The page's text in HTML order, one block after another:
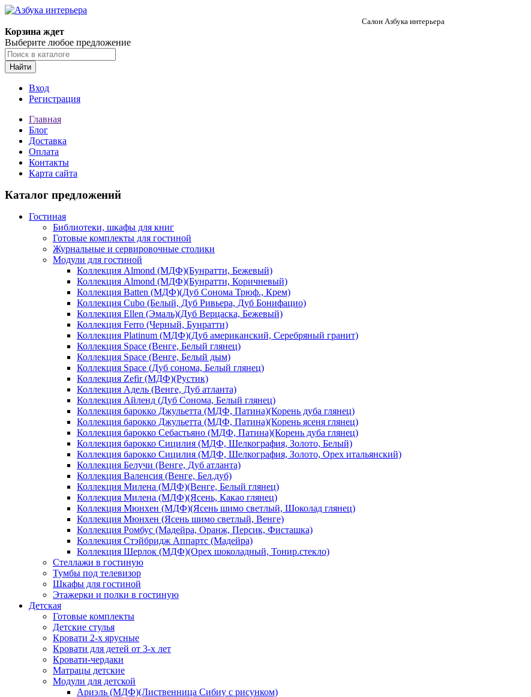
Салон Азбука интерьера
Корзина ждет
Выберите любое предложение
Найти
Вход
Регистрация
Главная
Блог
Доставка
Оплата
Контакты
Карта сайта
Каталог предложений
Гостиная
Библиотеки, шкафы для книг
Готовые комплекты для гостиной
Журнальные и сервировочные столики
Модули для гостиной
Коллекция Almond (МДФ)(Бунратти, Бежевый)
Коллекция Almond (МДФ)(Бунратти, Коричневый)
Коллекция Batten (МДФ)(Дуб Сонома Трюф., Крем)
Коллекция Cubo (Белый, Дуб Ривьера, Дуб Бонифацио)
Коллекция Ellen (Эмаль)(Дуб Верцаска, Бежевый)
Коллекция Ferro (Черный, Бунратти)
Коллекция Platinum (МДФ)(Дуб американский, Серебряный гранит)
Коллекция Space (Венге, Белый глянец)
Коллекция Space (Венге, Белый дым)
Коллекция Space (Дуб сонома, Белый глянец)
Коллекция Zefir (МДФ)(Рустик)
Коллекция Адель (Венге, Дуб атланта)
Коллекция Айленд (Дуб Сонома, Белый глянец)
Коллекция барокко Джульетта (МДФ, Патина)(Корень дуба глянец)
Коллекция барокко Джульетта (МДФ, Патина)(Корень ясеня глянец)
Коллекция барокко Себастьяно (МДФ, Патина)(Корень дуба глянец)
Коллекция барокко Сицилия (МДФ, Шелкография, Золото, Белый)
Коллекция барокко Сицилия (МДФ, Шелкография, Золото, Орех итальянский)
Коллекция Белучи (Венге, Дуб атланта)
Коллекция Валенсия (Венге, Бел.дуб)
Коллекция Милена (МДФ)(Венге, Белый глянец)
Коллекция Милена (МДФ)(Ясень, Какао глянец)
Коллекция Мюнхен (МДФ)(Ясень шимо светлый, Шоколад глянец)
Коллекция Мюнхен (Ясень шимо светлый, Венге)
Коллекция Ромбус (Мадейра, Оранж, Персик, Фисташка)
Коллекция Стэйбридж Аппартс (Мадейра)
Коллекция Шерлок (МДФ)(Орех шоколадный, Тонир.стекло)
Стеллажи в гостиную
Тумбы под телевизор
Шкафы для гостиной
Этажерки и полки в гостиную
Детская
Готовые комплекты
Детские стулья
Кровати 2-х ярусные
Кровати для детей от 3-х лет
Кровати-чердаки
Матрацы детские
Модули для детской
Ариэль (МДФ)(Лиственница Сибиу с рисунком)